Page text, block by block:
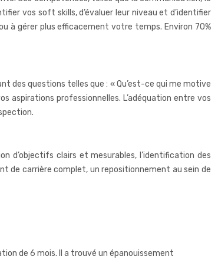
vos soft skills, d’évaluer leur niveau et d’identifier
à gérer plus efficacement votre temps. Environ 70%
des questions telles que : « Qu’est-ce qui me motive
professionnelles. L’adéquation entre vos
d’objectifs clairs et mesurables, l’identification des
de carrière complet, un repositionnement au sein de
de 6 mois. Il a trouvé un épanouissement